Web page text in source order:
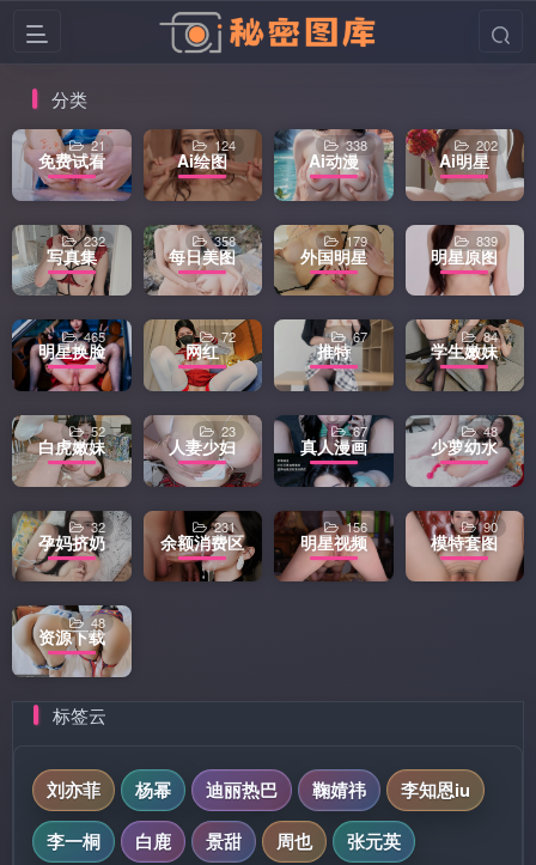
分类
免费试看
21
Ai绘图
124
Ai动漫
338
Ai明星
202
写真集
232
每日美图
358
外国明星
179
明星原图
839
明星换脸
465
网红
72
推特
67
学生嫩妹
84
白虎嫩妹
52
人妻少妇
23
真人漫画
67
少萝幼水
48
孕妈挤奶
32
余额消费区
231
明星视频
156
模特套图
90
资源下载
48
标签云
刘亦菲 杨幂 迪丽热巴 鞠婧祎
李知恩iu
李一桐
白鹿 景甜 周也
张元英